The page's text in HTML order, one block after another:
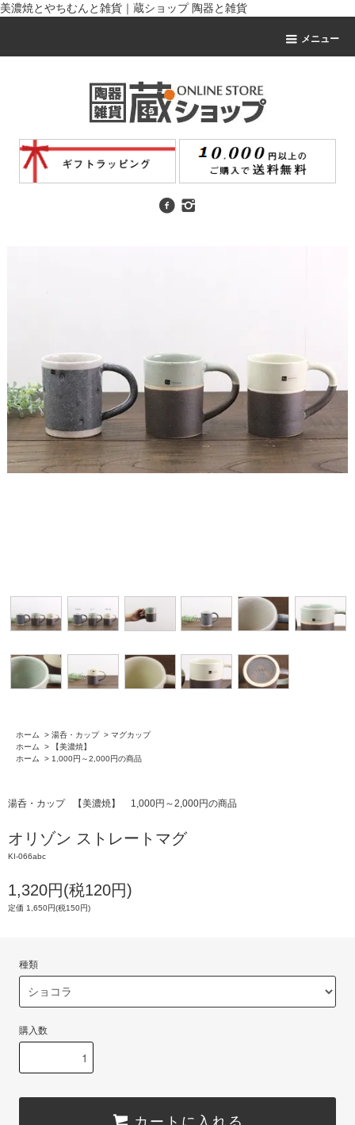
美濃焼とやちむんと雑貨｜蔵ショップ 陶器と雑貨
メニュー
ホーム > 湯呑・カップ > マグカップ
ホーム
>
【美濃焼】
ホーム
> 1,000円～2,000円の商品
湯呑・カップ 【美濃焼】 1,000円～2,000円の商品
オリゾン ストレートマグ
KI-066abc
1,320円(税120円)
定価 1,650円(税150円)
種類
購入数
カートに入れる